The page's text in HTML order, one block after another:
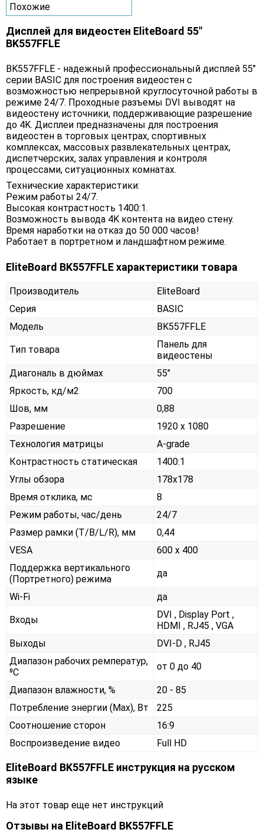
Похожие
Дисплей для видеостен EliteBoard 55"
BK557FFLE
BK557FFLE - надежный профессиональный дисплей 55"
серии BASIC для построения видеостен с
возможностью непрерывной круглосуточной работы в
режиме 24/7. Проходные разъемы DVI выводят на
видеостену источники, поддерживающие разрешение
до 4K. Дисплеи предназначены для построения
видеостен в торговых центрах, спортивных
комплексах, массовых развлекательных центрах,
диспетчерских, залах управления и контроля
процессами, ситуационных комнатах.
Технические характеристики:
Режим работы 24/7.
Высокая контрастность 1400:1.
Возможность вывода 4K контента на видео cтену.
Время наработки на отказ до 50 000 часов!
Работает в портретном и ландшафтном режиме.
EliteBoard BK557FFLE характеристики товара
Производитель
EliteBoard
Серия
BASIC
Модель
BK557FFLE
Тип товара
Панель для
видеостены
Диагональ в дюймах
55"
Яркость, кд/м2
700
Шов, мм
0,88
Разрешение
1920 x 1080
Технология матрицы
A-grade
Контрастность статическая
1400:1
Углы обзора
178x178
Время отклика, мс
8
Режим работы, час/день
24/7
Размер рамки (T/B/L/R), мм
0,44
VESA
600 x 400
Поддержка вертикального
(Портретного) режима
да
Wi-Fi да
Входы
DVI , Display Port ,
HDMI , RJ45 , VGA
Выходы
DVI-D , RJ45
Диапазон рабочих ремператур,
⁰С
от 0 до 40
Диапазон влажности, %
20 - 85
Потребление энергии (Max), Вт
225
Соотношение сторон
16:9
Воспроизведение видео
Full HD
EliteBoard BK557FFLE инструкция на русском
языке
На этот товар еще нет инструкций
Отзывы на EliteBoard BK557FFLE